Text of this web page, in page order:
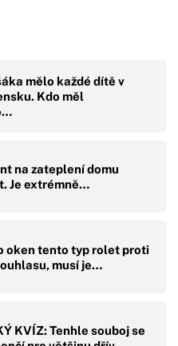
mělo každé dítě v
Kdo měl
na zateplení domu
Je extrémně…
oken tento typ rolet proti
musí je…
KVÍZ: Tenhle souboj se